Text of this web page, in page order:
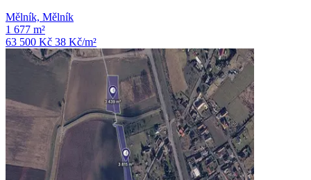
Mělník, Mělník
1 677 m²
63 500 Kč 38 Kč/m²